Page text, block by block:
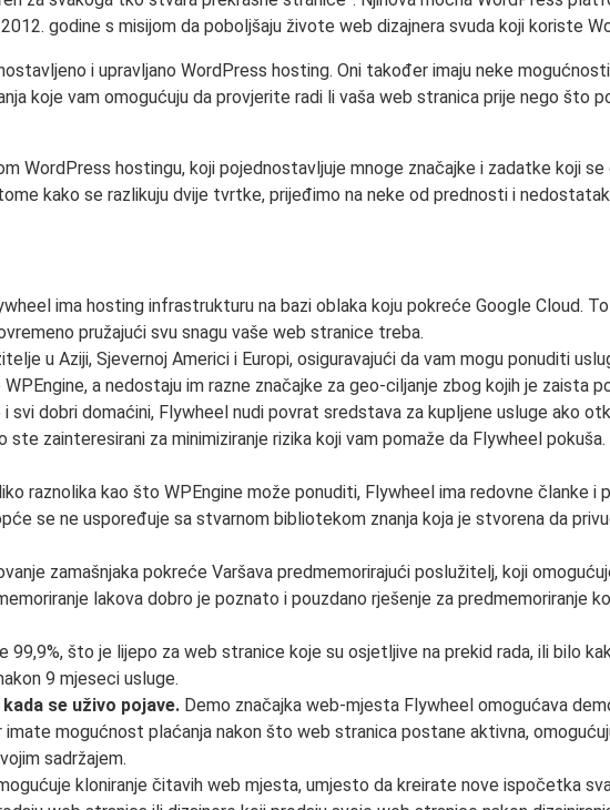
godine s misijom da poboljšaju živote web dizajnera svuda koji koriste
i upravljano WordPress hosting. Oni također imaju neke
koje vam omogućuju da provjerite radi li vaša web stranica prije nego što
WordPress hostingu, koji pojednostavljuje mnoge značajke i zadatke koji
kako se razlikuju dvije tvrtke, prijeđimo na neke od prednosti i
ima hosting infrastrukturu na bazi oblaka koju pokreće Google Cloud.
pružajući svu snagu vaše web stranice treba.
u Aziji, Sjevernoj Americi i Europi, osiguravajući da vam mogu ponuditi
a nedostaju im razne značajke za geo-ciljanje zbog kojih je zaista
i svi dobri domaćini, Flywheel nudi povrat sredstava za kupljene usluge ako
ste zainteresirani za minimiziranje rizika koji vam pomaže da Flywheel
raznolika kao što WPEngine može ponuditi, Flywheel ima redovne članke
se ne uspoređuje sa stvarnom bibliotekom znanja koja je stvorena da
zamašnjaka pokreće Varšava predmemorirajući poslužitelj, koji
lakova dobro je poznato i pouzdano rješenje za predmemoriranje
99,9%, što je lijepo za web stranice koje su osjetljive na prekid rada, ili bilo
9 mjeseci usluge.
se uživo pojave. Demo značajka web-mjesta Flywheel omogućava
mogućnost plaćanja nakon što web stranica postane aktivna,
sadržajem.
kloniranje čitavih web mjesta, umjesto da kreirate nove ispočetka